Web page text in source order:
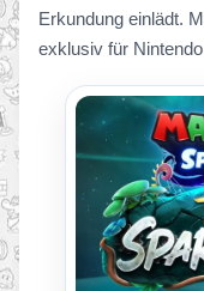
Erkundung einlädt.
exklusiv für